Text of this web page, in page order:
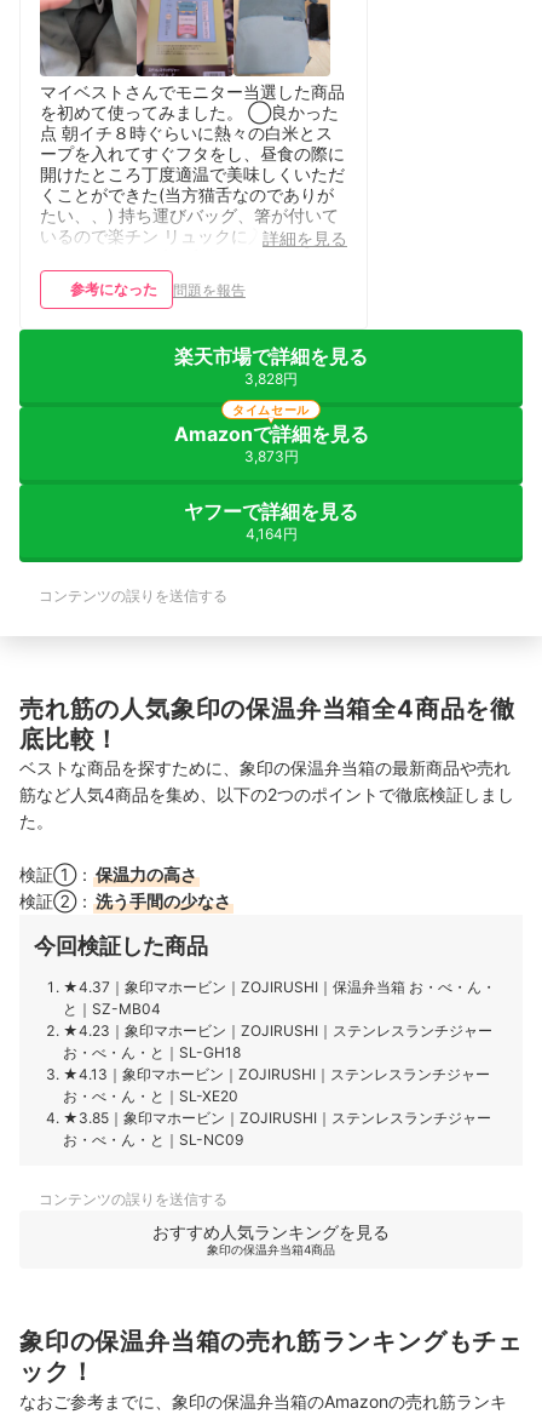
マイベストさんでモニター当選した商品
を初めて使ってみました。 ◯良かった
点 朝イチ８時ぐらいに熱々の白米とス
ープを入れてすぐフタをし、昼食の際に
開けたところ丁度適温で美味しくいただ
くことができた(当方猫舌なのでありが
たい、、) 持ち運びバッグ、箸が付いて
いるので楽チン リュックに入れて横倒
もあり、スープがこぼれたりするような
ことは皆無だった 丸形なので洗うのも
骨感あふれている、、同製品の黒のほう
が見た目は良さそう 重厚な分、少々重
い 豚肉を炒めたものを入れていったと
ころ、食べ終わりの油汚れがなかなか取
れず苦労した ◯コメント 初めてランチ
ジャーを使ったので温かいものが食べら
り置きスープを作って事務所仕事の時は
できる限り使ってみようかなと思う程度
に気に入っています。 無骨感あるので
事務所で開けるのはちょっと恥ずかしい
けどまあおじさんのお弁当にはみんな興
味なかろうと思って気にするのをやめま
とが出来ました。 メールでもお礼をお
伝えしましたが改めてありがとうござい
ました。
詳細を見る
参考になった 問題を報告
楽天市場で詳細を見る
3,828円
Amazonで詳細を見る
3,873円
タイムセール
ヤフーで詳細を見る
4,164円
コンテンツの誤りを送信する
売れ筋の人気象印の保温弁当箱全4商品を徹
底比較！
ベストな商品を探すために、象印の保温弁当箱の最新商品や売れ
筋など人気4商品を集め、以下の2つのポイントで徹底検証しまし
た。
検証①： 保温力の高さ
検証②： 洗う手間の少なさ
今回検証した商品
★4.37 ｜ 象印マホービン ｜ ZOJIRUSHI ｜ 保温弁当箱 お・べ・ん・
と ｜ SZ-MB04
★4.23 ｜ 象印マホービン ｜ ZOJIRUSHI ｜ ステンレスランチジャー
お・べ・ん・と ｜ SL-GH18
★4.13 ｜ 象印マホービン ｜ ZOJIRUSHI ｜ ステンレスランチジャー
お・べ・ん・と ｜ SL-XE20
★3.85 ｜ 象印マホービン ｜ ZOJIRUSHI ｜ ステンレスランチジャー
お・べ・ん・と ｜ SL-NC09
コンテンツの誤りを送信する
おすすめ人気ランキングを見る
象印の保温弁当箱4商品
象印の保温弁当箱の売れ筋ランキングもチェ
ック！
なおご参考までに、象印の保温弁当箱のAmazonの売れ筋ランキ